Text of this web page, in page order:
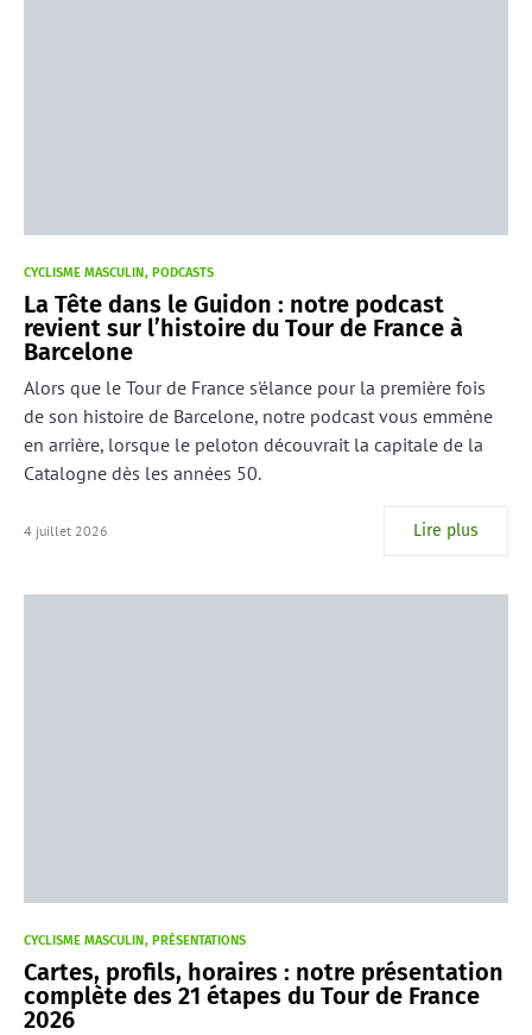
CYCLISME MASCULIN PODCASTS
La Tête dans le Guidon : notre podcast
revient sur l’histoire du Tour de France à
Barcelone
Alors que le Tour de France s'élance pour la première fois
de son histoire de Barcelone, notre podcast vous emmène
en arrière, lorsque le peloton découvrait la capitale de la
Catalogne dès les années 50.
4 juillet 2026 Lire plus
CYCLISME MASCULIN PRÉSENTATIONS
Cartes, profils, horaires : notre présentation
complète des 21 étapes du Tour de France
2026